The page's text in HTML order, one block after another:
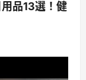
用品13選！健